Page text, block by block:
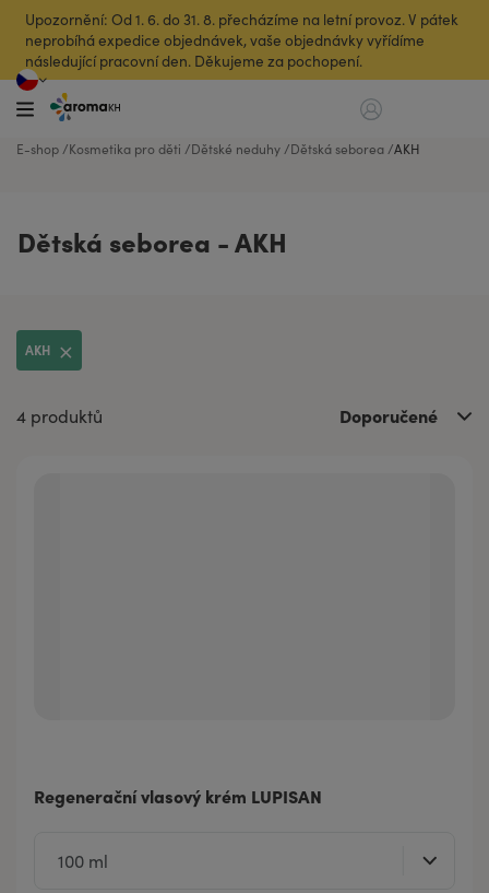
Upozornění: Od 1. 6. do 31. 8. přecházíme na letní provoz. V pátek
neprobíhá expedice objednávek, vaše objednávky vyřídíme
následující pracovní den. Děkujeme za pochopení.
E-shop Kosmetika pro děti Dětské neduhy Dětská seborea AKH
Dětská seborea - AKH
AKH
4 produktů Doporučené
Regenerační vlasový krém LUPISAN